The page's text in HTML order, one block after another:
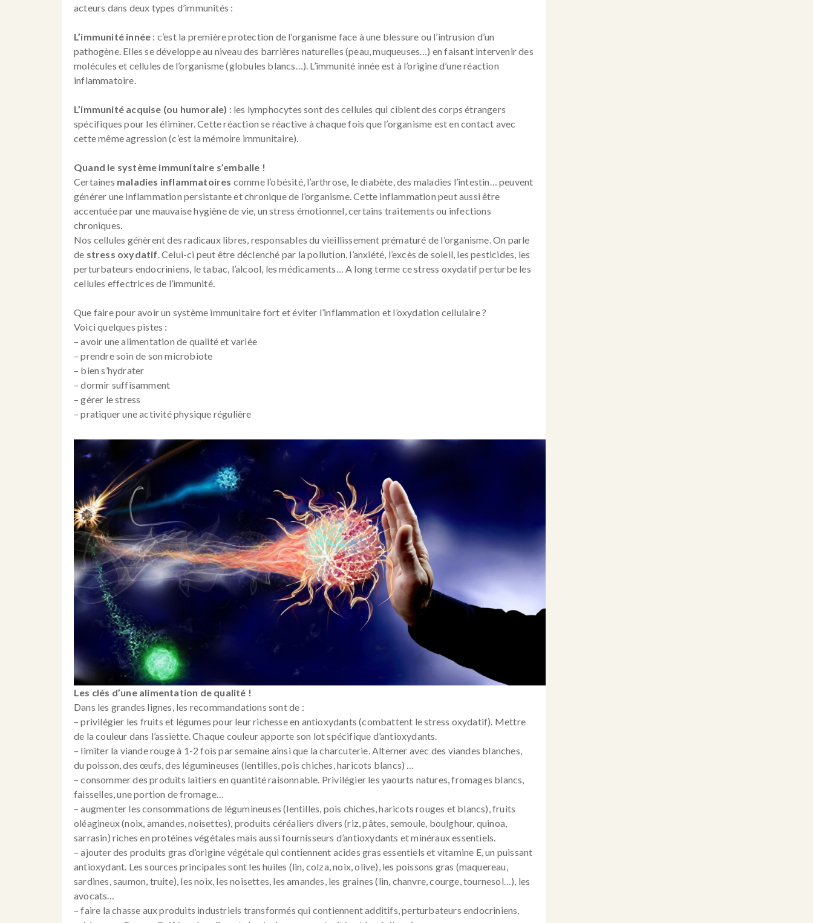
acteurs dans deux types d’immunités :
L’immunité innée : c’est la première protection de l’organisme face à une blessure ou l’intrusion d’un
pathogène. Elles se développe au niveau des barrières naturelles (peau, muqueuses…) en faisant intervenir des
molécules et cellules de l’organisme (globules blancs…). L’immunité innée est à l’origine d’une réaction
inflammatoire.
L’immunité acquise (ou humorale) : les lymphocytes sont des cellules qui ciblent des corps étrangers
spécifiques pour les éliminer. Cette réaction se réactive à chaque fois que l’organisme est en contact avec
cette même agression (c’est la mémoire immunitaire).
Quand le système immunitaire s’emballe !
Certaines maladies inflammatoires comme l’obésité, l’arthrose, le diabète, des maladies l’intestin… peuvent
générer une inflammation persistante et chronique de l’organisme. Cette inflammation peut aussi être
accentuée par une mauvaise hygiène de vie, un stress émotionnel, certains traitements ou infections
chroniques.
Nos cellules génèrent des radicaux libres, responsables du vieillissement prématuré de l’organisme. On parle
de stress oxydatif. Celui-ci peut être déclenché par la pollution, l’anxiété, l’excès de soleil, les pesticides, les
perturbateurs endocriniens, le tabac, l’alcool, les médicaments… A long terme ce stress oxydatif perturbe les
cellules effectrices de l’immunité.
Que faire pour avoir un système immunitaire fort et éviter l’inflammation et l’oxydation cellulaire ?
Voici quelques pistes :
– avoir une alimentation de qualité et variée
– prendre soin de son microbiote
– bien s’hydrater
– dormir suffisamment
– gérer le stress
– pratiquer une activité physique régulière
Les clés d’une alimentation de qualité !
Dans les grandes lignes, les recommandations sont de :
– privilégier les fruits et légumes pour leur richesse en antioxydants (combattent le stress oxydatif). Mettre
de la couleur dans l’assiette. Chaque couleur apporte son lot spécifique d’antioxydants.
– limiter la viande rouge à 1-2 fois par semaine ainsi que la charcuterie. Alterner avec des viandes blanches,
du poisson, des œufs, des légumineuses (lentilles, pois chiches, haricots blancs) …
– consommer des produits laitiers en quantité raisonnable. Privilégier les yaourts natures, fromages blancs,
faisselles, une portion de fromage…
– augmenter les consommations de légumineuses (lentilles, pois chiches, haricots rouges et blancs), fruits
oléagineux (noix, amandes, noisettes), produits céréaliers divers (riz, pâtes, semoule, boulghour, quinoa,
sarrasin) riches en protéines végétales mais aussi fournisseurs d’antioxydants et minéraux essentiels.
– ajouter des produits gras d’origine végétale qui contiennent acides gras essentiels et vitamine E, un puissant
antioxydant. Les sources principales sont les huiles (lin, colza, noix, olive), les poissons gras (maquereau,
sardines, saumon, truite), les noix, les noisettes, les amandes, les graines (lin, chanvre, courge, tournesol…), les
avocats…
– faire la chasse aux produits industriels transformés qui contiennent additifs, perturbateurs endocriniens,